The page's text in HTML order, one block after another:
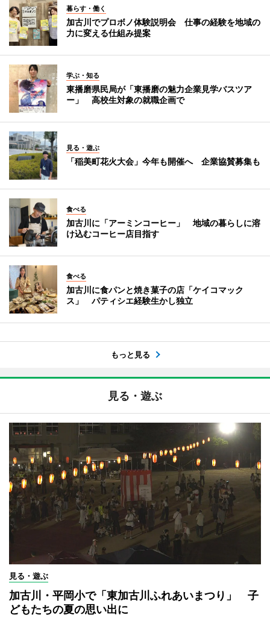
暮らす・働く
加古川でプロボノ体験説明会 仕事の経験を地域の
力に変える仕組み提案
学ぶ・知る
東播磨県民局が「東播磨の魅力企業見学バスツア
ー」 高校生対象の就職企画で
見る・遊ぶ
「稲美町花火大会」今年も開催へ 企業協賛募集も
食べる
加古川に「アーミンコーヒー」 地域の暮らしに溶
け込むコーヒー店目指す
食べる
加古川に食パンと焼き菓子の店「ケイコマック
ス」 パティシエ経験生かし独立
もっと見る
見る・遊ぶ
見る・遊ぶ
加古川・平岡小で「東加古川ふれあいまつり」 子
どもたちの夏の思い出に